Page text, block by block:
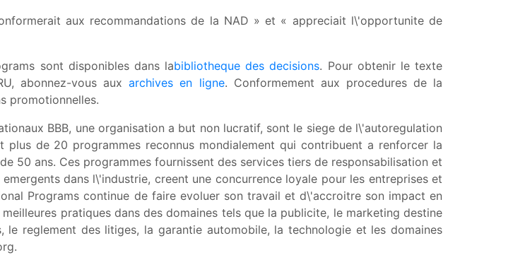
aux recommandations de la NAD » et « appreciait l\'opportunite de
sont disponibles dans labibliotheque des decisions. Pour obtenir le texte
abonnez-vous auxarchives en ligne. Conformement aux procedures de la
promotionnelles.
BBB, une organisation a but non lucratif, sont le siege de l\'autoregulation
plus de 20 programmes reconnus mondialement qui contribuent a renforcer la
50 ans. Ces programmes fournissent des services tiers de responsabilisation et
dans l\'industrie, creent une concurrence loyale pour les entreprises et
Programs continue de faire evoluer son travail et d\'accroitre son impact en
pratiques dans des domaines tels que la publicite, le marketing destine
reglement des litiges, la garantie automobile, la technologie et les domaines